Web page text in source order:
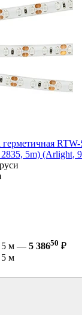
герметичная
5m) (Arlight,
5 м — 5 38650 ₽
5 м